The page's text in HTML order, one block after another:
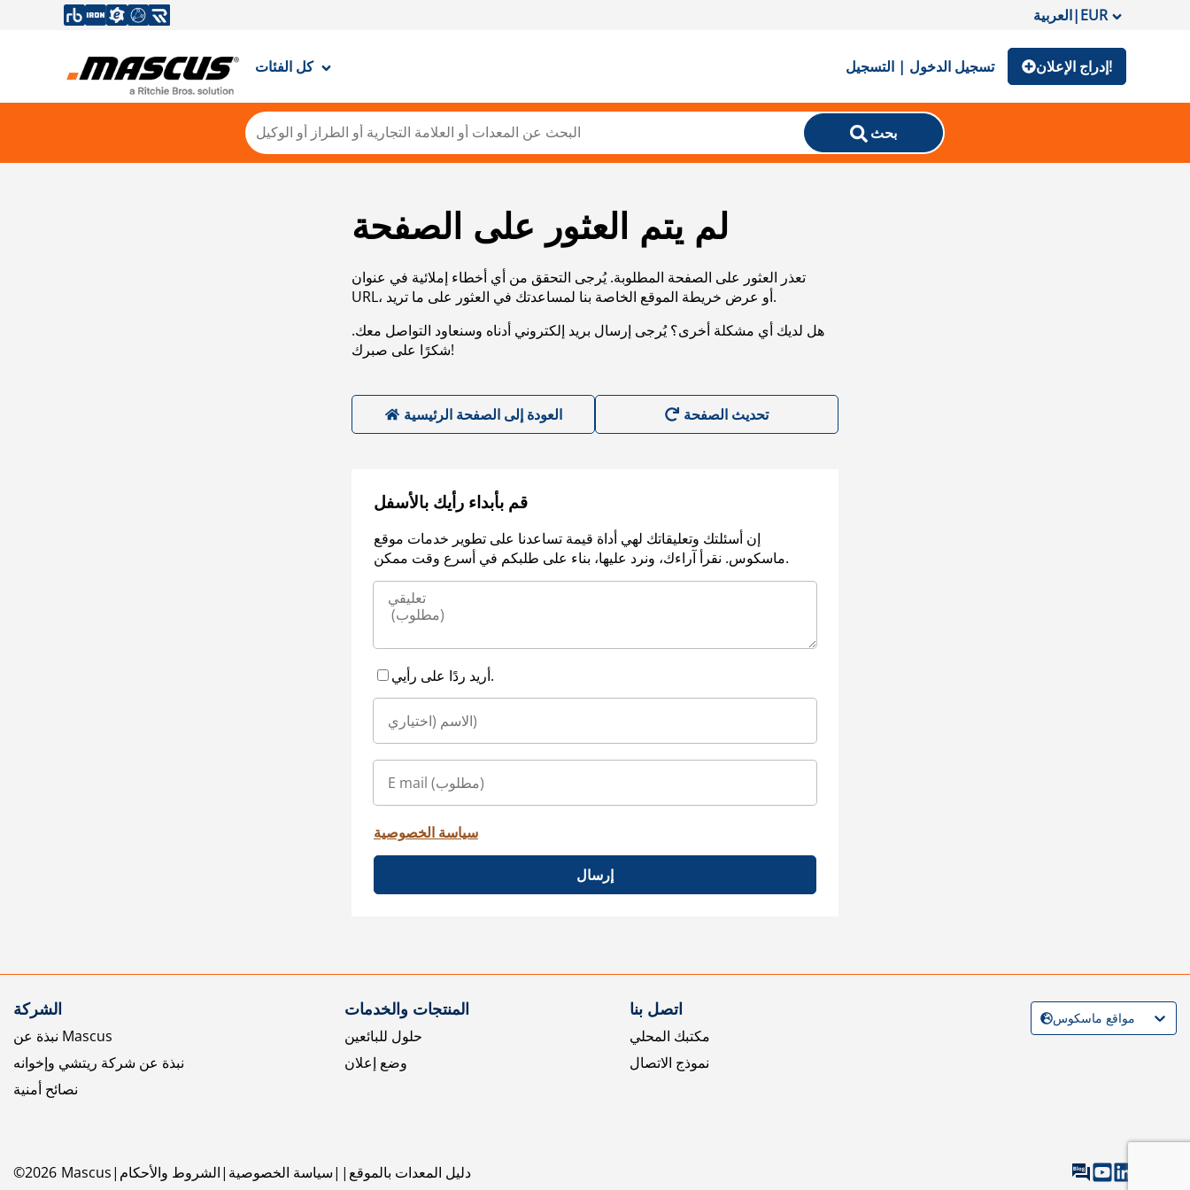
العربية|EUR
كل الفئات تسجيل الدخول | التسجيل إدراج الإعلان!
بحث
لم يتم العثور على الصفحة
تعذر العثور على الصفحة المطلوبة. يُرجى التحقق من أي أخطاء إملائية في عنوان
URL، أو عرض خريطة الموقع الخاصة بنا لمساعدتك في العثور على ما تريد.
هل لديك أي مشكلة أخرى؟ يُرجى إرسال بريد إلكتروني أدناه وسنعاود التواصل معك.
شكرًا على صبرك!
العودة إلى الصفحة الرئيسية
قم بأبداء رأيك بالأسفل
إن أسئلتك وتعليقاتك لهي أداة قيمة تساعدنا على تطوير خدمات موقع
ماسكوس. نقرأ آراءك، ونرد عليها، بناء على طلبكم في أسرع وقت ممكن.
أريد ردًا على رأيي.
سياسة الخصوصية
إرسال
الشركة
نبذة عن Mascus
نبذة عن شركة ريتشي وإخوانه
نصائح أمنية
المنتجات والخدمات
حلول للبائعين
وضع إعلان
اتصل بنا
مكتبك المحلي
نموذج الاتصال
©2026 Mascus الشروط والأحكام سياسة الخصوصية دليل المعدات بالموقع
مواقع ماسكوس